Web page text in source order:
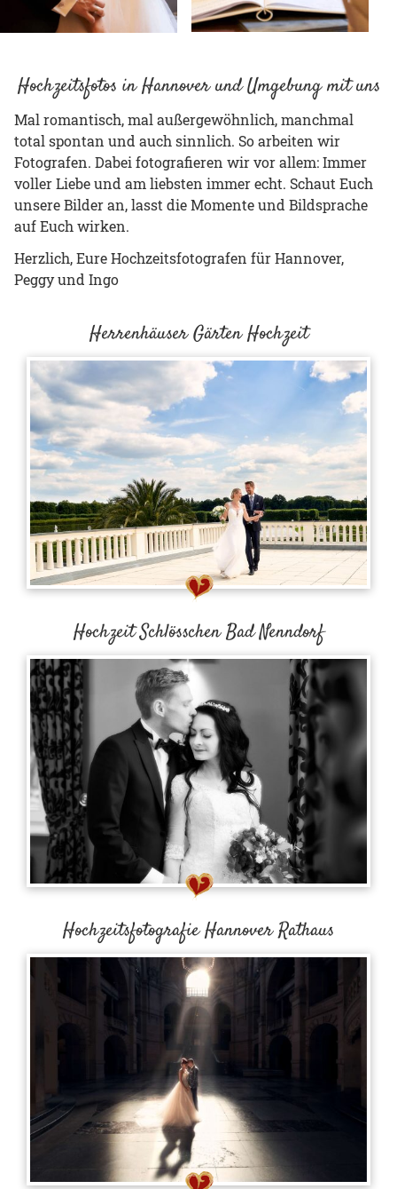
Hochzeitsfotos in Hannover und Umgebung mit uns
Mal romantisch, mal außergewöhnlich, manchmal
total spontan und auch sinnlich. So arbeiten wir
Fotografen. Dabei fotografieren wir vor allem: Immer
voller Liebe und am liebsten immer echt. Schaut Euch
unsere Bilder an, lasst die Momente und Bildsprache
auf Euch wirken.
Herzlich, Eure Hochzeitsfotografen für Hannover,
Peggy und Ingo
Herrenhäuser Gärten Hochzeit
Hochzeit Schlösschen Bad Nenndorf
Hochzeitsfotografie Hannover Rathaus